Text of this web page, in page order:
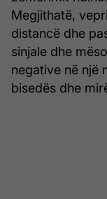
Megjithatë,
distancë dhe
sinjale dhe
negative në një
bisedës dhe